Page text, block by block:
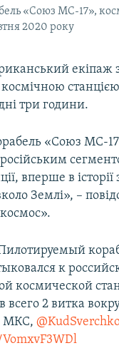
RL
«Союз МС-17»,
2020 року
екіпаж
три години.
«Союз МС-
російським
вперше в
Землі», –
к
космической
2 витка
МКС,